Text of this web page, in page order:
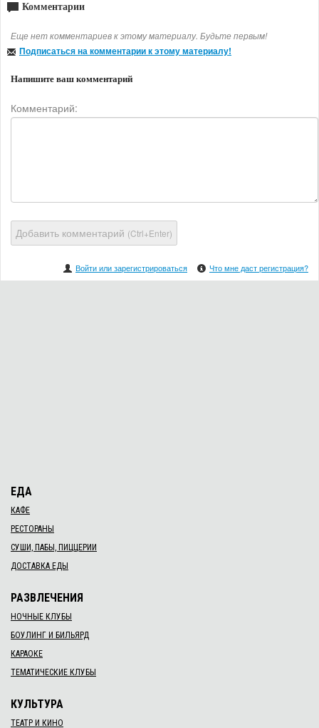
Комментарии
Еще нет комментариев к этому материалу. Будьте первым!
Подписаться на комментарии к этому материалу!
Напишите ваш комментарий
Комментарий:
Добавить комментарий (Ctrl+Enter)
Войти или зарегистрироваться Что мне даст регистрация?
ЕДА
КАФЕ
РЕСТОРАНЫ
СУШИ, ПАБЫ, ПИЦЦЕРИИ
ДОСТАВКА ЕДЫ
РАЗВЛЕЧЕНИЯ
НОЧНЫЕ КЛУБЫ
БОУЛИНГ И БИЛЬЯРД
КАРАОКЕ
ТЕМАТИЧЕСКИЕ КЛУБЫ
КУЛЬТУРА
ТЕАТР И КИНО